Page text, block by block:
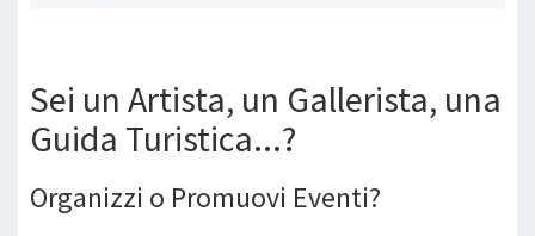
Sei un Artista, un Gallerista, una
Guida Turistica...?
Organizzi o Promuovi Eventi?